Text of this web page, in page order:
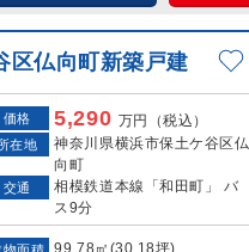
区仏向町新築戸建
価格 5,290 万円（税込）
在地
神奈川県横浜市保土ケ谷区仏
向町
交通
相模鉄道本線「和田町」 バ
ス9分
物面積 99.78㎡(30.18坪)